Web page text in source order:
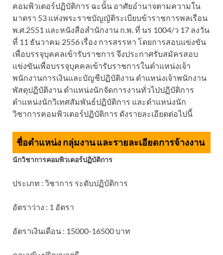
คอมพิวเตอร์ปฏิบัติการ ฉะนั้น อาศัยอำนาจตามความใน
มาตรา 53 แห่งพระราชบัญญัติระเบียบข้าราชการพลเรือน
พ.ศ.2551 และหนังสือสำนักงาน ก.พ. ที่ นร 1004/ว 17 ลงวัน
ที่ 11 ธันวาคม 2556 เรื่อง การสรรหา โดยการสอบแข่งขัน
เพื่อบรรจุบุคคลเข้ารับราชการ จึงประกาศรับสมัครสอบ
แข่งขันเพื่อบรรจุบุคคลเข้ารับราชการในตำแหน่งเจ้า
พนักงานการเงินและบัญชีปฏิบัติงาน ตำแหน่งเจ้าพนักงาน
พัสดุปฏิบัติงาน ตำแหน่งนักจัดการงานทั่วไปปฏิบัติการ
ตำแหน่งนักวิเทศสัมพันธ์ปฏิบัติการ และตำแหน่งนัก
วิชาการคอมพิวเตอร์ปฏิบัติการ ดังรายละเอียดต่อไปนี้
ชื่อตำแหน่ง กลุ่มงาน และรายละเอียดการจ้างงาน
นักวิชาการคอมพิวเตอร์ปฏิบัติการ
ประเภท : วิชาการ ระดับปฏิบัติการ
อัตราว่าง : 1 อัตรา
อัตราเงินเดือน : 15000-16500 บาท